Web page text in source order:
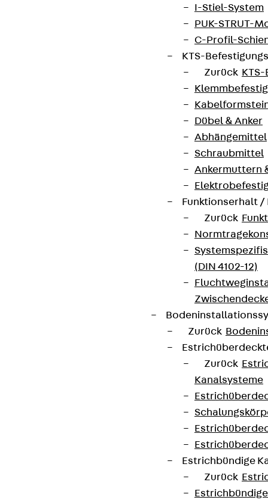
I-Stiel-System
PUK-STRUT-
C-Profil-
KTS-
Zurück
Dübel & Anker
Abhängemittel
Schraubmittel
Ankermuttern
Funktionserhalt
Zurück
(DIN 4102-12)
Zurück
Zurück
Kanalsysteme
Estrichbündige
Zurück